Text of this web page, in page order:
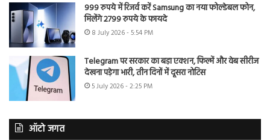
999 रुपये में रिजर्व करें Samsung का नया फोल्डेबल फोन,
मिलेंगे 2799 रुपये के फायदे
8 July 2026 - 5:54 PM
Telegram पर सरकार का बड़ा एक्शन, फिल्में और वेब सीरीज
देखना पड़ेगा भारी, तीन दिनों में दूसरा नोटिस
5 July 2026 - 2:25 PM
ऑटो जगत